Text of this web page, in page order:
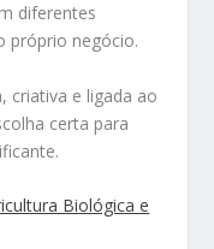
diferentes
próprio negócio.
criativa e ligada ao
certa para
Biológica e